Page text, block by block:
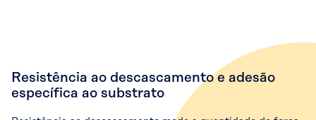
Resistência ao descascamento e adesão
específica ao substrato